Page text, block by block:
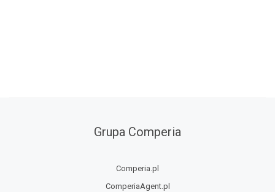
Grupa Comperia
Comperia.pl
ComperiaAgent.pl